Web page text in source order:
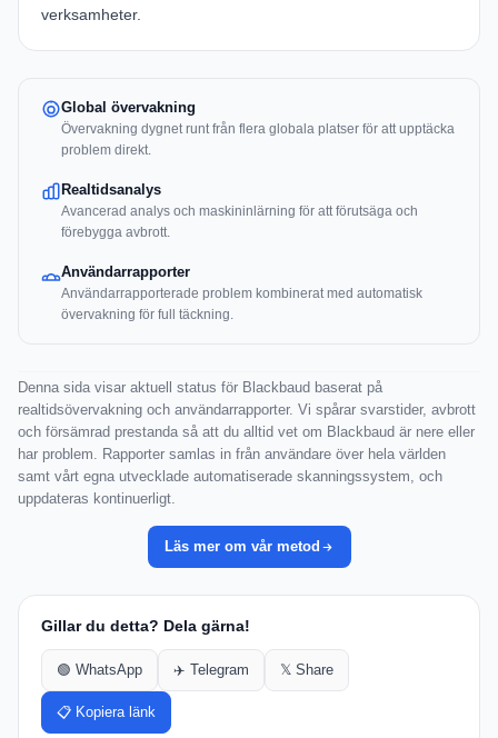
verksamheter.
Global övervakning
Övervakning dygnet runt från flera globala platser för att upptäcka
problem direkt.
Realtidsanalys
Avancerad analys och maskininlärning för att förutsäga och
förebygga avbrott.
Användarrapporter
Användarrapporterade problem kombinerat med automatisk
övervakning för full täckning.
Denna sida visar aktuell status för Blackbaud baserat på
realtidsövervakning och användarrapporter. Vi spårar svarstider, avbrott
och försämrad prestanda så att du alltid vet om Blackbaud är nere eller
har problem. Rapporter samlas in från användare över hela världen
samt vårt egna utvecklade automatiserade skanningssystem, och
uppdateras kontinuerligt.
Läs mer om vår metod
Gillar du detta? Dela gärna!
🟢 WhatsApp ✈️ Telegram 𝕏 Share
📋 Kopiera länk